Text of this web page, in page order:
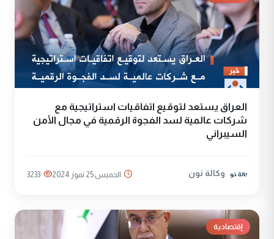
العراق يستعد لتوقيع اتفاقيات استراتيجية مع
شركات عالمية لسد الفجوة الرقمية في مجال الأمن
السيبراني
وكالة نون الخميس 25 تموز 2024 3233
إقتصادية